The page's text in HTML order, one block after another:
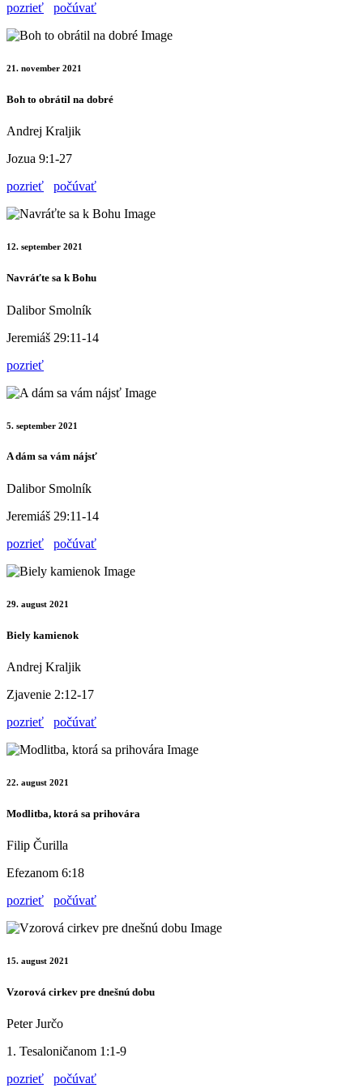
pozrieť
počúvať
21. november 2021
Boh to obrátil na dobré
Andrej Kraljik
Jozua 9:1-27
pozrieť
počúvať
12. september 2021
Navráťte sa k Bohu
Dalibor Smolník
Jeremiáš 29:11-14
pozrieť
5. september 2021
A dám sa vám nájsť
Dalibor Smolník
Jeremiáš 29:11-14
pozrieť
počúvať
29. august 2021
Biely kamienok
Andrej Kraljik
Zjavenie 2:12-17
pozrieť
počúvať
22. august 2021
Modlitba, ktorá sa prihovára
Filip Čurilla
Efezanom 6:18
pozrieť
počúvať
15. august 2021
Vzorová cirkev pre dnešnú dobu
Peter Jurčo
1. Tesaloničanom 1:1-9
pozrieť
počúvať